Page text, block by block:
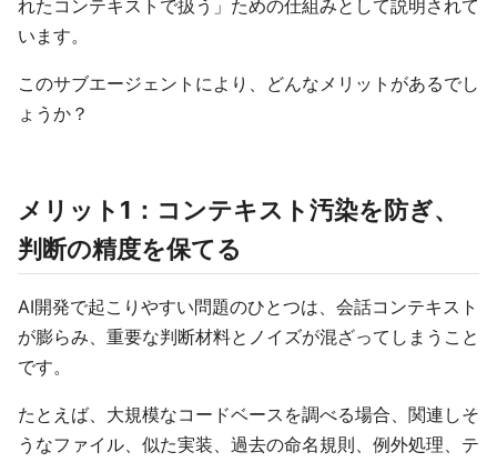
れたコンテキストで扱う」ための仕組みとして説明されて
います。
このサブエージェントにより、どんなメリットがあるでし
ょうか？
メリット1：コンテキスト汚染を防ぎ、
判断の精度を保てる
AI開発で起こりやすい問題のひとつは、会話コンテキスト
が膨らみ、重要な判断材料とノイズが混ざってしまうこと
です。
たとえば、大規模なコードベースを調べる場合、関連しそ
うなファイル、似た実装、過去の命名規則、例外処理、テ